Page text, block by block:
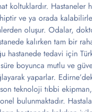
koltuklardır.
ve ya orada
oluşur. Odalar,
kalırken tam bir
tedavi için
boyunca mutlu ve
yaparlar.
teknoloji tıbbi
bulunmaktadır.